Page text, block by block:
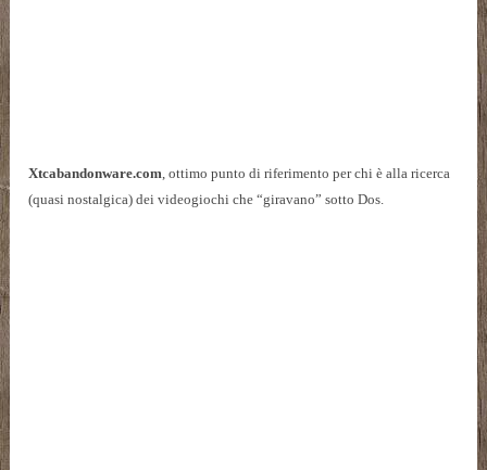
Xtcabandonware.com, ottimo punto di riferimento per chi è alla ricerca
(quasi nostalgica) dei videogiochi che “giravano” sotto Dos.